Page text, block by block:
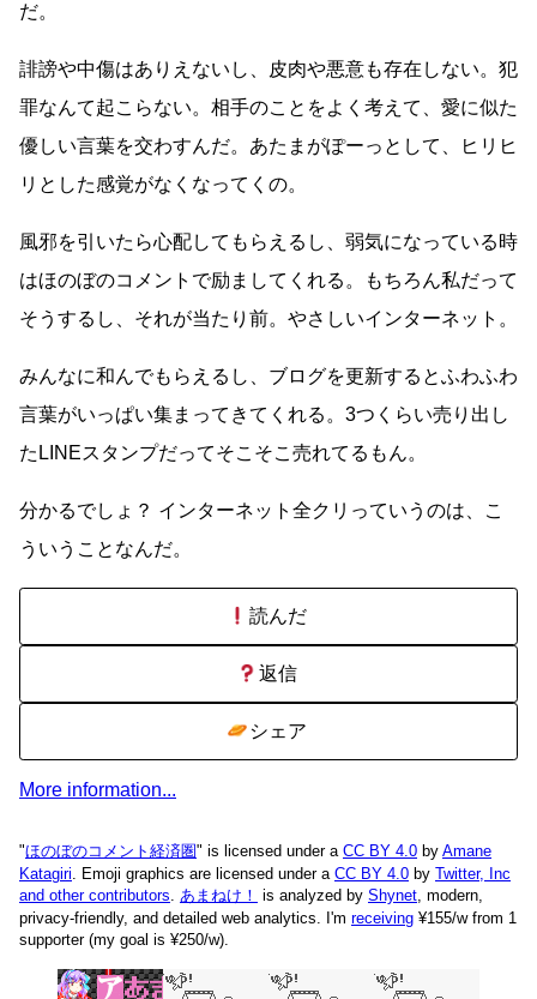
だ。
誹謗や中傷はありえないし、皮肉や悪意も存在しない。犯
罪なんて起こらない。相手のことをよく考えて、愛に似た
優しい言葉を交わすんだ。あたまがぽーっとして、ヒリヒ
リとした感覚がなくなってくの。
風邪を引いたら心配してもらえるし、弱気になっている時
はほのぼのコメントで励ましてくれる。もちろん私だって
そうするし、それが当たり前。やさしいインターネット。
みんなに和んでもらえるし、ブログを更新するとふわふわ
言葉がいっぱい集まってきてくれる。3つくらい売り出し
たLINEスタンプだってそこそこ売れてるもん。
分かるでしょ？ インターネット全クリっていうのは、こ
ういうことなんだ。
読んだ
返信
シェア
More information...
"ほのぼのコメント経済圏" is licensed under a CC BY 4.0 by Amane
Katagiri. Emoji graphics are licensed under a CC BY 4.0 by Twitter, Inc
and other contributors. あまねけ！ is analyzed by Shynet, modern,
privacy-friendly, and detailed web analytics. I'm receiving ¥155/w from 1
supporter (my goal is ¥250/w).